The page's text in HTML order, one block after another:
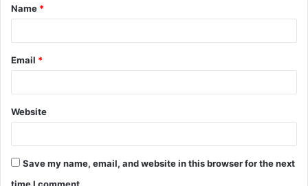
*
Name *
Email *
Website
Save my name, email, and website in this browser for the next